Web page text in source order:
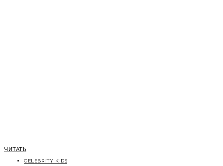
ЧИТАТЬ
CELEBRITY KIDS